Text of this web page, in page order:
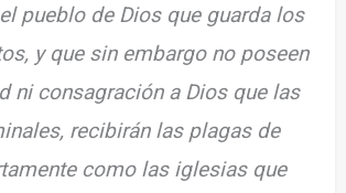
pueblo de Dios que guarda los
y que sin embargo no poseen
ni consagración a Dios que las
recibirán las plagas de
como las iglesias que